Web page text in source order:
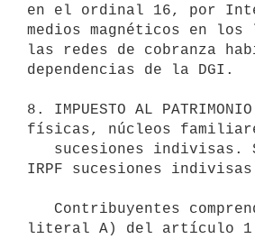
en el ordinal 16, por
medios magnéticos en los
las redes de cobranza
dependencias de la DGI.
8. IMPUESTO AL
físicas, núcleos
IRPF sucesiones
literal A) del artículo